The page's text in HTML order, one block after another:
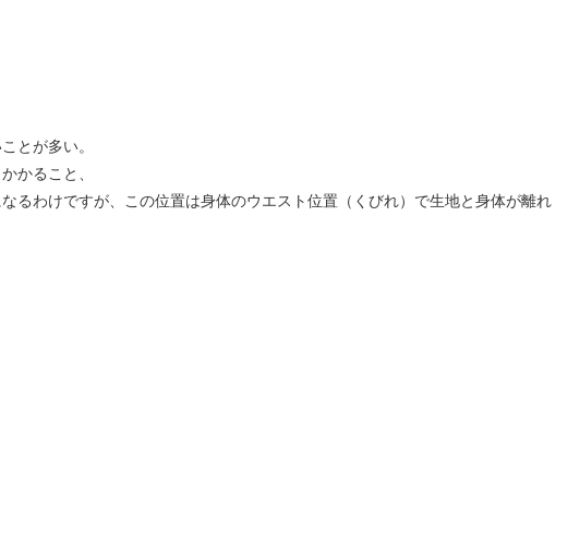
とが多い。
かること、
るわけですが、この位置は身体のウエスト位置（くびれ）で生地と身体が離れ